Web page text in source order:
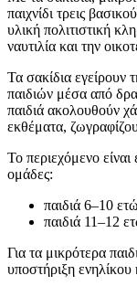
παιχνίδι τρεις
υλική πολιτιστική
ναυτιλία και την
Τα σακίδια εγείρουν
παιδιών μέσα από
παιδιά ακολουθούν
εκθέματα,
Το περιεχόμενο είναι
ομάδες:
παιδιά 6–10
παιδιά 11–12
Για τα μικρότερα
υποστήριξη